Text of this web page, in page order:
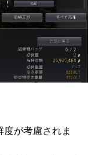
が考慮されま